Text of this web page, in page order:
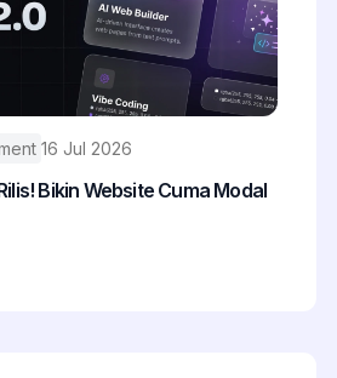
16 Jul 2026
Bikin Website Cuma Modal